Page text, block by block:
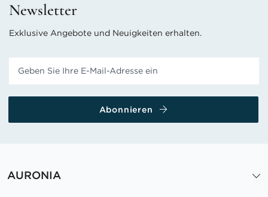
Newsletter
Exklusive Angebote und Neuigkeiten erhalten.
Abonnieren
AURONIA